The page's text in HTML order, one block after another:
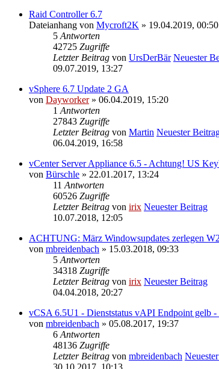
Raid Controller 6.7
Dateianhang von Mycroft2K » 19.04.2019, 00:50
5 Antworten
42725 Zugriffe
Letzter Beitrag von UrsDerBär Neuester
09.07.2019, 13:27
vSphere 6.7 Update 2 GA
von Dayworker» 06.04.2019, 15:20
1 Antworten
27843 Zugriffe
Letzter Beitrag von Martin Neuester
06.04.2019, 16:58
vCenter Server Appliance 6.5 - Achtung! US
von Bürschle » 22.01.2017, 13:24
11 Antworten
60526 Zugriffe
Letzter Beitrag von irix Neuester Beitrag
10.07.2018, 12:05
ACHTUNG: März Windowsupdates zerlegen
von mbreidenbach » 15.03.2018, 09:33
5 Antworten
34318 Zugriffe
Letzter Beitrag von irix Neuester Beitrag
04.04.2018, 20:27
vCSA 6.5U1 - Dienststatus vAPI Endpoint gelb
von mbreidenbach » 05.08.2017, 19:37
6 Antworten
48136 Zugriffe
Letzter Beitrag von mbreidenbach